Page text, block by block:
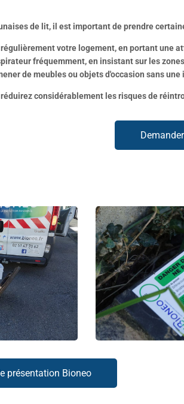
de lit, il est important de prendre
votre logement, en portant une
fréquemment, en insistant sur les
de meubles ou objets d'occasion sans
considérablement les risques de
présentation Bioneo